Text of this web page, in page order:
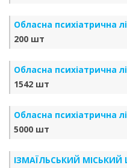
Обласна психіатрична
200 шт
Обласна психіатрична
1542 шт
Обласна психіатрична
5000 шт
ІЗМАЇЛЬСЬКИЙ